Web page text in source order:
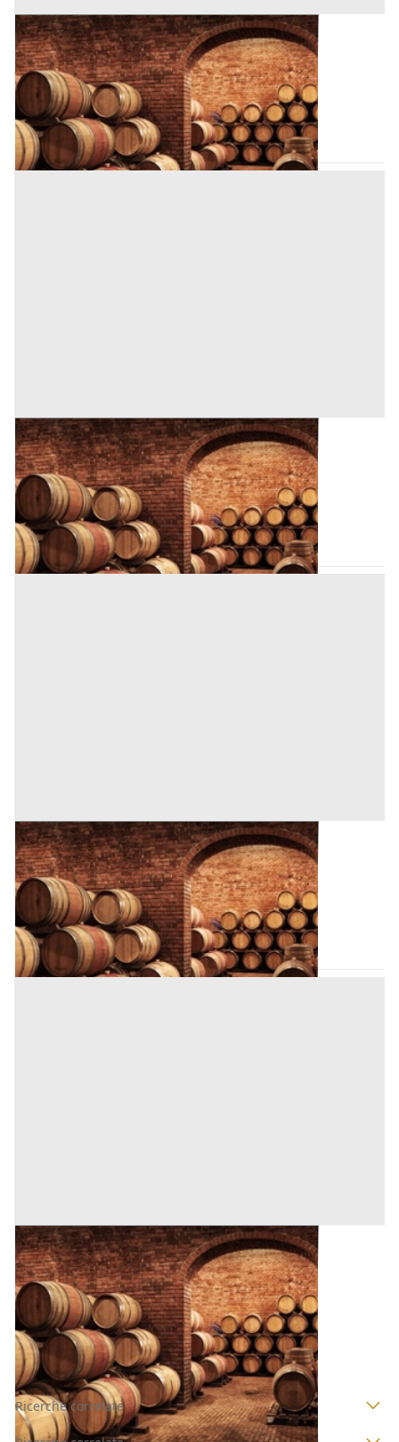
Cantina all'asta a Padova
Padova (Padova)
Offerta minima
9.000 € 12.000 €
Codice asta:BN51823693
Asta chiusa
Cantina all'asta a Padova
Padova (Padova)
Offerta minima
1.275 € 1.700 €
Codice asta:BN57902672
Asta chiusa
Cantina all'asta a Padova
Padova (Padova)
Offerta minima
975 € 1.300 €
Codice asta:BN57902667
Asta chiusa
Cantina all'asta a Padova
Padova (Padova)
Offerta minima
1.275 € 1.700 €
Codice asta:BN579024
Asta chiusa
Ricerche correlate